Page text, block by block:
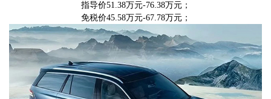
指导价51.38万元-76.38万元；
免税价45.58万元-67.78万元；